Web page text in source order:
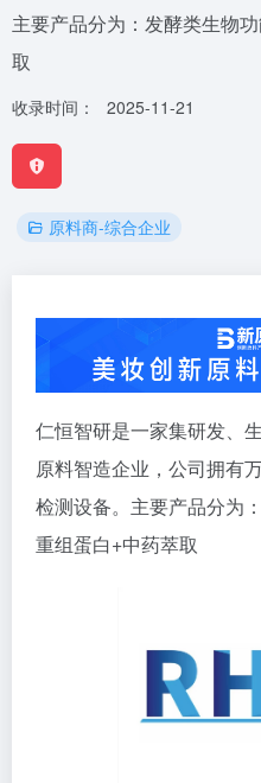
主要产品分为：发酵类生物
取
收录时间： 2025-11-21
原料商-综合企业
仁恒智研是一家集研发、
原料智造企业，公司拥有
检测设备。主要产品分为
重组蛋白+中药萃取